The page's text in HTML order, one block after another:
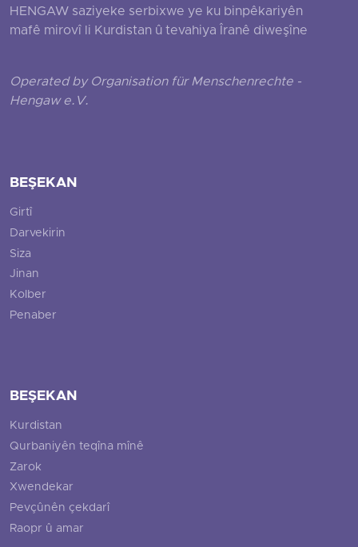
HENGAW saziyeke serbixwe ye ku binpêkariyên
mafê mirovî li Kurdistan û tevahiya Îranê diweşîne
Operated by Organisation für Menschenrechte -
Hengaw e.V.
BEŞEKAN
Girtî
Darvekirin
Siza
Jinan
Kolber
Penaber
BEŞEKAN
Kurdistan
Qurbaniyên teqîna mînê
Zarok
Xwendekar
Pevçûnên çekdarî
Raopr û amar